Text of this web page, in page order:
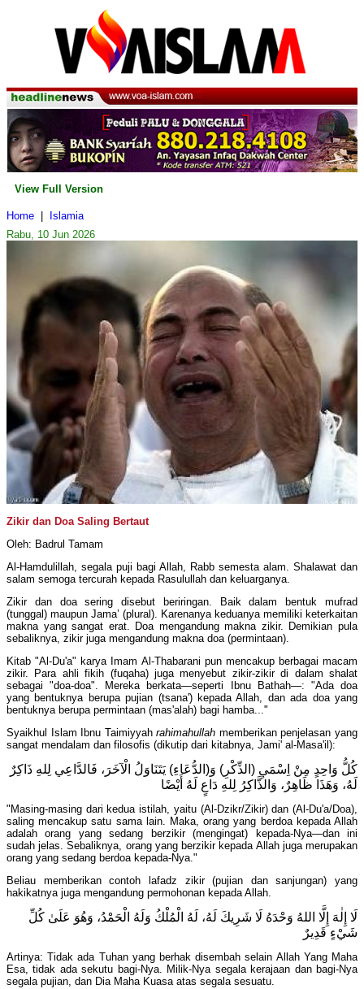
View Full Version
Home
Islamia
Rabu, 10 Jun 2026
Zikir dan Doa Saling Bertaut
Oleh: Badrul Tamam
Al-Hamdulillah, segala puji bagi Allah, Rabb semesta alam. Shalawat dan
salam semoga tercurah kepada Rasulullah dan keluarganya.
Zikir dan doa sering disebut beriringan. Baik dalam bentuk mufrad
(tunggal) maupun Jama’ (plural). Karenanya keduanya memiliki keterkaitan
makna yang sangat erat. Doa mengandung makna zikir. Demikian pula
sebaliknya, zikir juga mengandung makna doa (permintaan).
Kitab "Al-Du'a" karya Imam Al-Thabarani pun mencakup berbagai macam
zikir. Para ahli fikih (fuqaha) juga menyebut zikir-zikir di dalam shalat
sebagai "doa-doa". Mereka berkata—seperti Ibnu Bathah—: "Ada doa
yang bentuknya berupa pujian (tsana') kepada Allah, dan ada doa yang
bentuknya berupa permintaan (mas'alah) bagi hamba..."
Syaikhul Islam Ibnu Taimiyyahrahimahullah memberikan penjelasan yang
sangat mendalam dan filosofis (dikutip dari kitabnya, Jami' al-Masa'il):
كُلُّ وَاحِدٍ مِنْ اِسْمَيِ (الذِّكْرِ) وَ(الدُّعَاءِ) يَتَنَاوَلُ الْآخَرَ، فَالدَّاعِي لِلهِ ذَاكِرٌ
لَهُ، وَهَذَا ظَاهِرٌ، وَالذَّاكِرُ لِلهِ دَاعٍ لَهُ أَيْضًا
"Masing-masing dari kedua istilah, yaitu (Al-Dzikr/Zikir) dan (Al-Du'a/Doa),
saling mencakup satu sama lain. Maka, orang yang berdoa kepada Allah
adalah orang yang sedang berzikir (mengingat) kepada-Nya—dan ini
sudah jelas. Sebaliknya, orang yang berzikir kepada Allah juga merupakan
orang yang sedang berdoa kepada-Nya."
Beliau memberikan contoh lafadz zikir (pujian dan sanjungan) yang
hakikatnya juga mengandung permohonan kepada Allah.
لَا إِلٰهَ إِلَّا اللهُ وَحْدَهُ لَا شَرِيكَ لَهُ، لَهُ الْمُلْكُ وَلَهُ الْحَمْدُ، وَهُوَ عَلَىٰ كُلِّ
شَيْءٍ قَدِيرٌ
Artinya: Tidak ada Tuhan yang berhak disembah selain Allah Yang Maha
Esa, tidak ada sekutu bagi-Nya. Milik-Nya segala kerajaan dan bagi-Nya
segala pujian, dan Dia Maha Kuasa atas segala sesuatu.